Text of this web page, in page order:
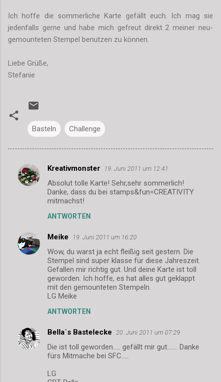
Ich hoffe die sommerliche Karte gefällt euch. Ich mag sie
jedenfalls gerne und habe mich gefreut direkt 2 meiner neu-
gemounteten Stempel benutzen zu können.
Liebe Grüße,
Stefanie
Basteln Challenge
K
o
n
Kreativmonster 19. Juni 2011 um 12:41
Absolut tolle Karte! Sehr,sehr sommerlich!
Danke, dass du bei stamps&fun=CREATIVITY
mitmachst!
ANTWORTEN
Meike 19. Juni 2011 um 16:20
Wow, du warst ja echt fleißig seit gestern. Die
Stempel sind super klasse für diese Jahreszeit.
Gefallen mir richtig gut. Und deine Karte ist toll
geworden. Ich hoffe, es hat alles gut geklappt
mit den gemounteten Stempeln.
LG Meike
ANTWORTEN
Bella´s Bastelecke 20. Juni 2011 um 07:29
Die ist toll geworden….. gefällt mir gut……. Danke
fürs Mitmache bei SFC.....
LG